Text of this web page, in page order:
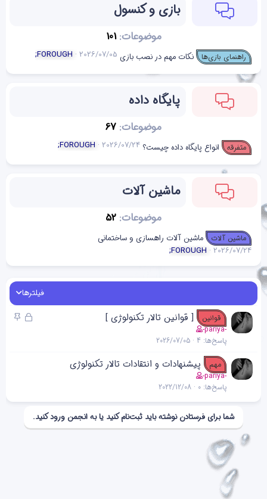
بازی و کنسول
موضوعات 101
راهنمای بازی‌ها نکات مهم در نصب بازی 2026/07/05
;FOROUGH
پایگاه داده
موضوعات 67
متفرقه انواع پایگاه داده چیست؟2026/07/24
;FOROUGH
ماشین آلات
موضوعات 52
ماشین آلات
ماشین آلات راهسازی و ساختمانی
2026/07/24
;FOROUGH
فیلترها
ق
چ
قوانین [ قوانین تالار تکنولوژی ]
-pariya-
پاسخ‌ها 4
2026/07/05
مهم پیشنهادات و انتقادات تالار تکنولوژی
-pariya-
پاسخ‌ها 0
2022/12/08
شما برای فرستادن نوشته باید ثبت‌نام کنید یا به انجمن ورود کنید.